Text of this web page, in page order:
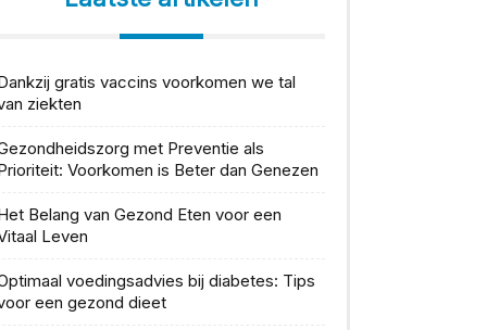
gratis vaccins voorkomen we tal
ziekten
met Preventie als
Voorkomen is Beter dan Genezen
Belang van Gezond Eten voor een
Leven
voedingsadvies bij diabetes: Tips
een gezond dieet